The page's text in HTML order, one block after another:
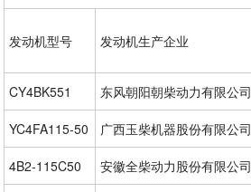
发动机型号 发动机生产企业
CY4BK551 东风朝阳朝柴动力有限公司
YC4FA115-50 广西玉柴机器股份有限公司
4B2-115C50 安徽全柴动力股份有限公司